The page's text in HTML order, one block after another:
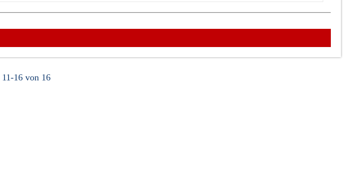
11-16 von 16